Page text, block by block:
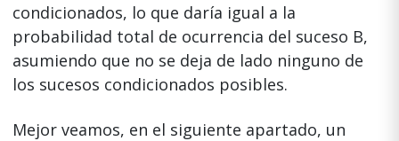
condicionados, lo que daría igual a la
probabilidad total de ocurrencia del suceso B,
asumiendo que no se deja de lado ninguno de
los sucesos condicionados posibles.
Mejor veamos, en el siguiente apartado, un